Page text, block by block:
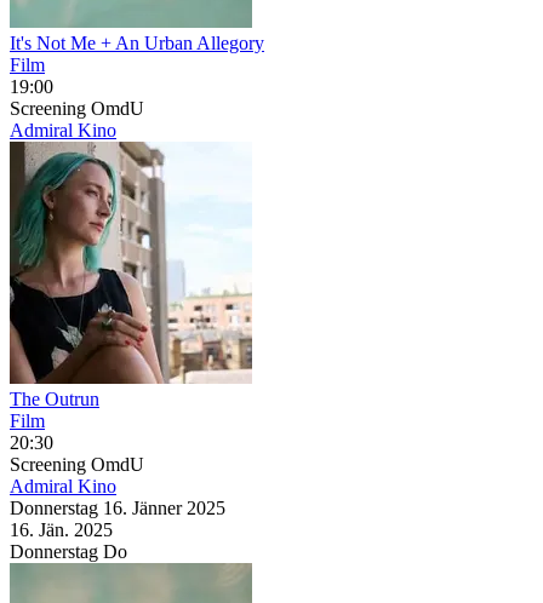
It's Not Me + An Urban Allegory
Film
19:00
Screening OmdU
Admiral Kino
The Outrun
Film
20:30
Screening OmdU
Admiral Kino
Donnerstag 16. Jänner 2025
16. Jän. 2025
Donnerstag Do